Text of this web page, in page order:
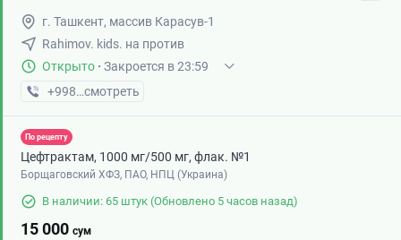
г. Ташкент, массив Карасув-1
Rahimov. kids. на против
Открыто · Закроется в 23:59
+998 (99) XXX-XX-XX
смотреть
По рецепту
Цефтрактам, 1000 мг/500 мг, флак. №1
Борщаговский ХФЗ, ПАО, НПЦ (Украина)
В наличии: 65 штук (Обновлено 5 часов назад)
15 000 сум